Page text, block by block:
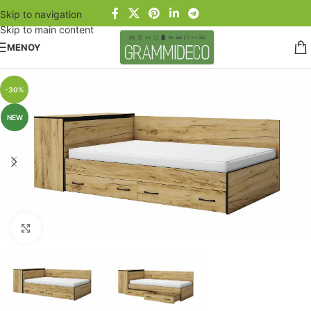
Skip to navigation
Skip to main content
ΜΕΝΟΥ
-30%
NEW